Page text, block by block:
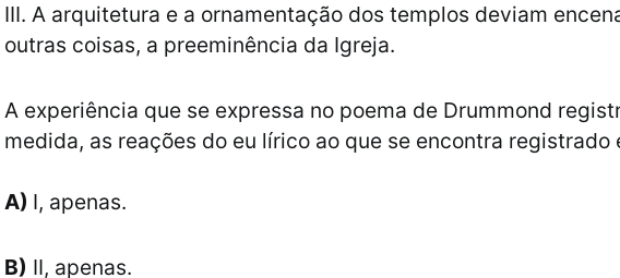
III. A arquitetura e a ornamentação dos templos deviam
outras coisas, a preeminência da Igreja.
A experiência que se expressa no poema de Drummond
medida, as reações do eu lírico ao que se encontra registrado
A) I, apenas.
B) II, apenas.